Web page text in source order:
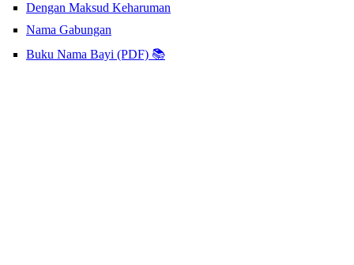
Dengan Maksud Keharuman
Nama Gabungan
Buku Nama Bayi (PDF) 📚